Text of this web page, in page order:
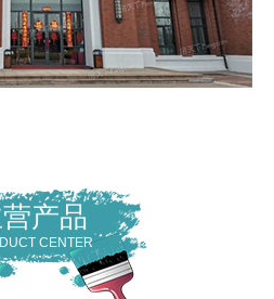
产品
CENTER